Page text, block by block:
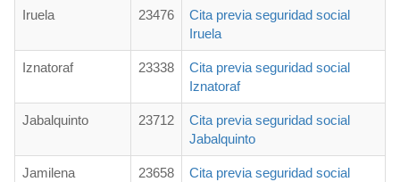
Iruela 23476
Cita previa seguridad social
Iruela
Iznatoraf 23338
Cita previa seguridad social
Iznatoraf
Jabalquinto 23712
Cita previa seguridad social
Jabalquinto
Jamilena 23658
Cita previa seguridad social